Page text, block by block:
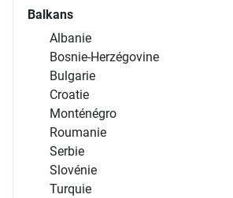
Balkans
Albanie
Bosnie-Herzégovine
Bulgarie
Croatie
Monténégro
Roumanie
Serbie
Slovénie
Turquie